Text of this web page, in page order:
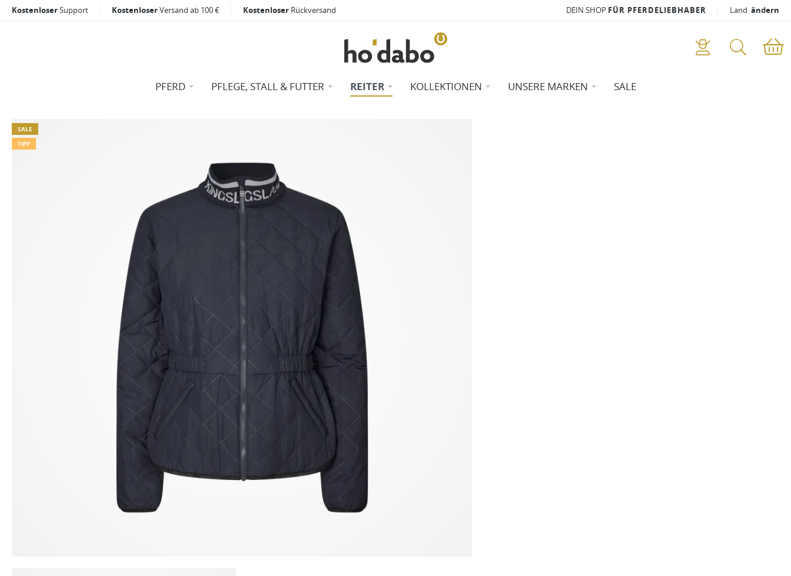
KostenloserSupport KostenloserVersand ab 100 € Kostenloser Rückversand DEIN SHOP FÜR PFERDELIEBHABER Land ändern
PFERD PFLEGE, STALL & FUTTER REITER KOLLEKTIONEN UNSERE MARKEN SALE
SALE
TIPP